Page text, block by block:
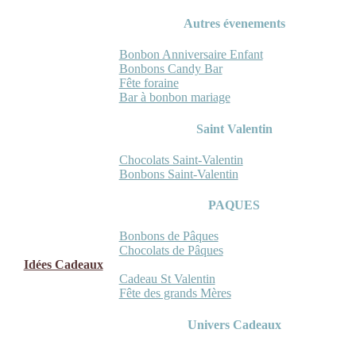
Autres évenements
Bonbon Anniversaire Enfant
Bonbons Candy Bar
Fête foraine
Bar à bonbon mariage
Saint Valentin
Chocolats Saint-Valentin
Bonbons Saint-Valentin
PAQUES
Bonbons de Pâques
Chocolats de Pâques
Idées Cadeaux
Cadeau St Valentin
Fête des grands Mères
Univers Cadeaux